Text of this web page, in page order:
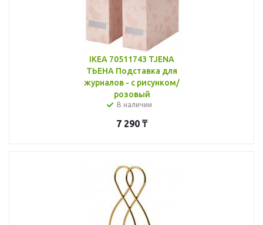
IKEA 70511743 TJENA
ТЬЕНА Подставка для
журналов - с рисунком/
розовый
В наличии
7 290 ₸